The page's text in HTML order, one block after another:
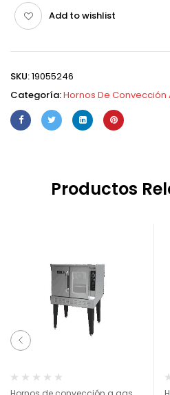
Add to wishlist
SKU:19055246
Categoría:Hornos De Convección
Productos